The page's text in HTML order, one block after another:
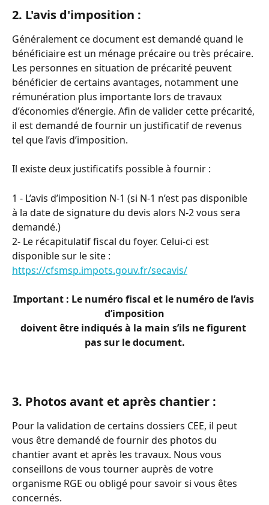
2. L'avis d'imposition :
Généralement ce document est demandé quand le
bénéficiaire est un ménage précaire ou très précaire.
Les personnes en situation de précarité peuvent
bénéficier de certains avantages, notamment une
rémunération plus importante lors de travaux
d’économies d’énergie. Afin de valider cette précarité,
il est demandé de fournir un justificatif de revenus
tel que l’avis d’imposition.
Il existe deux justificatifs possible à fournir :
1 - L’avis d’imposition N-1 (si N-1 n’est pas disponible
à la date de signature du devis alors N-2 vous sera
demandé.)
2- Le récapitulatif fiscal du foyer. Celui-ci est
disponible sur le site :
https://cfsmsp.impots.gouv.fr/secavis/
Important : Le numéro fiscal et le numéro de l’avis
d’imposition
doivent être indiqués à la main s’ils ne figurent
pas sur le document.
3. Photos avant et après chantier :
Pour la validation de certains dossiers CEE, il peut
vous être demandé de fournir des photos du
chantier avant et après les travaux. Nous vous
conseillons de vous tourner auprès de votre
organisme RGE ou obligé pour savoir si vous êtes
concernés.